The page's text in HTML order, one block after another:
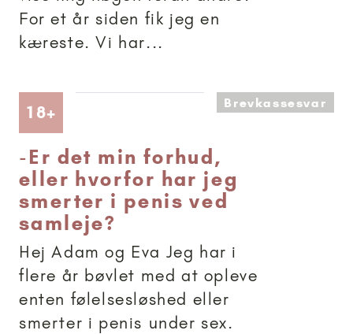
For et år siden fik jeg en
kæreste. Vi har...
18+ Artikler anbefalet til 18+Brevkassesvar
-Er det min forhud,
eller hvorfor har jeg
smerter i penis ved
samleje?
Hej Adam og Eva Jeg har i
flere år bøvlet med at opleve
enten følelsesløshed eller
smerter i penis under sex.